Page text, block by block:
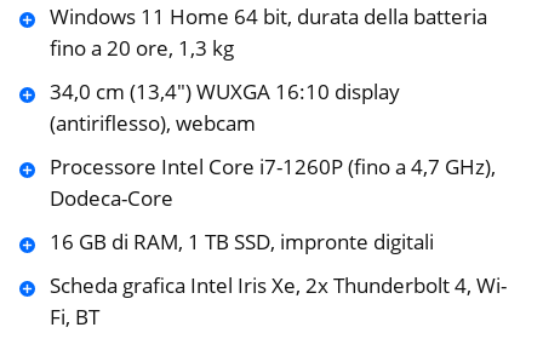
Windows 11 Home 64 bit, durata della batteria
fino a 20 ore, 1,3 kg
34,0 cm (13,4″) WUXGA 16:10 display
(antiriflesso), webcam
Processore Intel Core i7-1260P (fino a 4,7 GHz),
Dodeca-Core
16 GB di RAM, 1 TB SSD, impronte digitali
Scheda grafica Intel Iris Xe, 2x Thunderbolt 4, Wi-
Fi, BT